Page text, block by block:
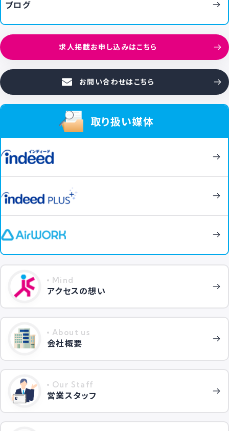
ブログ
求人掲載お申し込みはこちら
お問い合わせはこちら
取り扱い媒体
Mind
アクセスの想い
About us
会社概要
Our Staff
営業スタッフ